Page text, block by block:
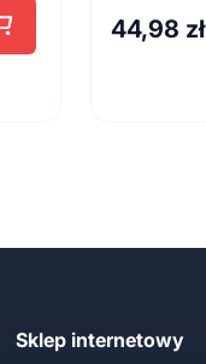
44,98 zł
Sklep internetowy